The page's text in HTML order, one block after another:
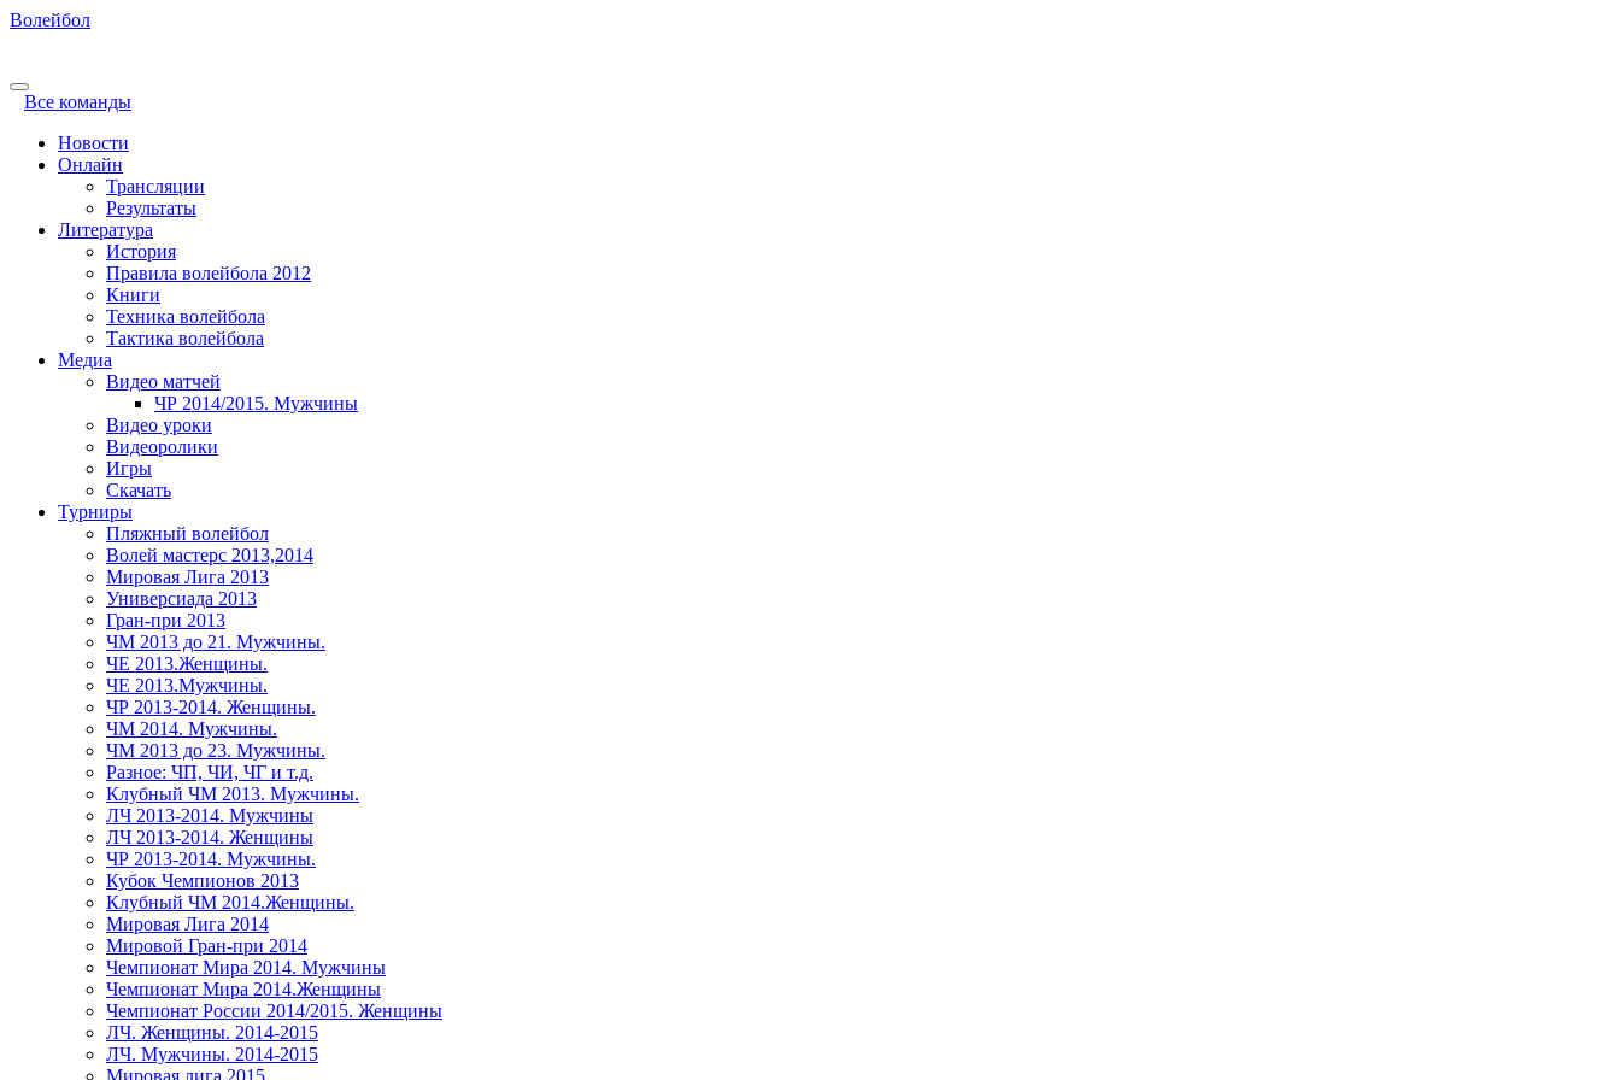
Волейбол
Все команды
Новости
Онлайн
Трансляции
Результаты
Литература
История
Правила волейбола 2012
Книги
Техника волейбола
Тактика волейбола
Медиа
Видео матчей
ЧР 2014/2015. Мужчины
Видео уроки
Видеоролики
Игры
Скачать
Турниры
Пляжный волейбол
Волей мастерс 2013,2014
Мировая Лига 2013
Универсиада 2013
Гран-при 2013
ЧМ 2013 до 21. Мужчины.
ЧЕ 2013.Женщины.
ЧЕ 2013.Мужчины.
ЧР 2013-2014. Женщины.
ЧМ 2014. Мужчины.
ЧМ 2013 до 23. Мужчины.
Разное: ЧП, ЧИ, ЧГ и т.д.
Клубный ЧМ 2013. Мужчины.
ЛЧ 2013-2014. Мужчины
ЛЧ 2013-2014. Женщины
ЧР 2013-2014. Мужчины.
Кубок Чемпионов 2013
Клубный ЧМ 2014.Женщины.
Мировая Лига 2014
Мировой Гран-при 2014
Чемпионат Мира 2014. Мужчины
Чемпионат Мира 2014.Женщины
Чемпионат России 2014/2015. Женщины
ЛЧ. Женщины. 2014-2015
ЛЧ. Мужчины. 2014-2015
Мировая лига 2015